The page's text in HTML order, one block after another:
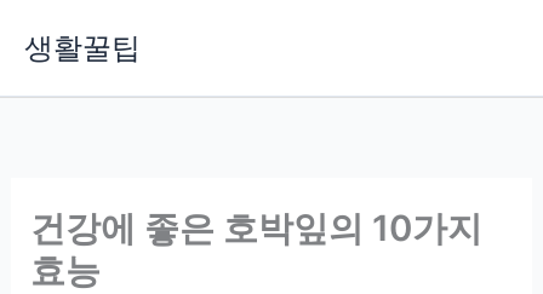
생활꿀팁
건강에 좋은 호박잎의 10가지
효능